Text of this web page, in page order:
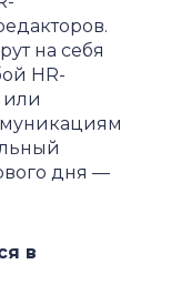
на себя
HR-
или
дня —
в